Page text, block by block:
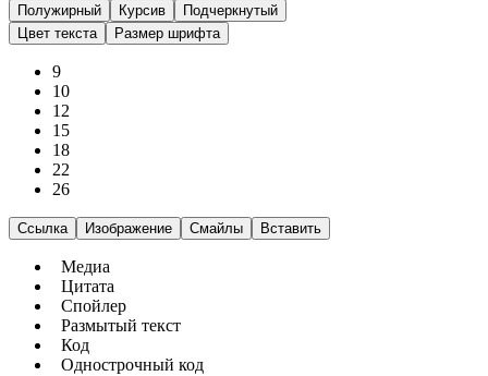
Полужирный
Курсив
Подчеркнутый
Цвет текста
Размер шрифта
9
10
12
15
18
22
26
Ссылка Изображение Смайлы Вставить
Медиа
Цитата
Спойлер
Размытый текст
Код
Однострочный код